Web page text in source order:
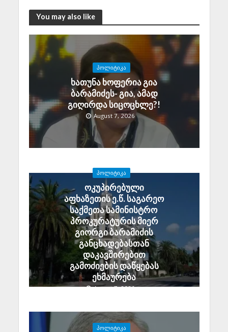
You may also like
ᲞᲝᲚᲘᲢᲘᲙᲐ
ხათუნა ხოფერია გია
ბარამიძეს- გია, ამად
გიღირდა სიცოცხლე?!
August 7, 2026
ᲞᲝᲚᲘᲢᲘᲙᲐ
ოკუპირებული
აფხაზეთის ე.წ. საგარეო
საქმეთა სამინისტრო
პროკურატურის მიერ
გიორგი ბარამიძის
განცხადებასთან
დაკავშირებით
გამოძიების დაწყებას
ეხმაურება
August 7, 2026
ᲞᲝᲚᲘᲢᲘᲙᲐ